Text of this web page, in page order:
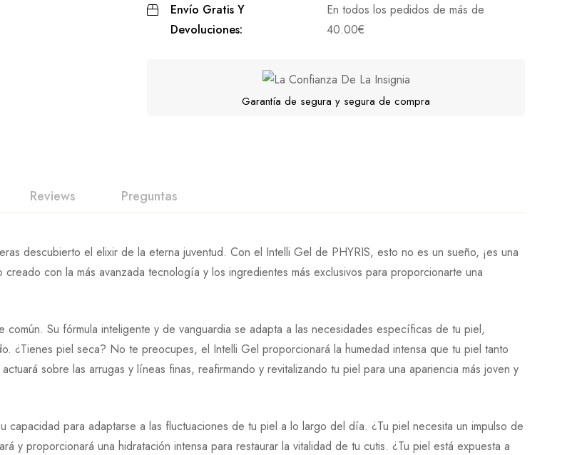
Envío Gratis Y
Devoluciones:
En todos los pedidos de más de
40.00€
Garantía de segura y segura de compra
Reviews Preguntas
descubierto el elixir de la eterna juventud. Con el Intelli Gel de PHYRIS, esto no es un sueño, ¡es una
con la más avanzada tecnología y los ingredientes más exclusivos para proporcionarte una
común. Su fórmula inteligente y de vanguardia se adapta a las necesidades específicas de tu piel,
¿Tienes piel seca? No te preocupes, el Intelli Gel proporcionará la humedad intensa que tu piel tanto
sobre las arrugas y líneas finas, reafirmando y revitalizando tu piel para una apariencia más joven y
capacidad para adaptarse a las fluctuaciones de tu piel a lo largo del día. ¿Tu piel necesita un impulso de
y proporcionará una hidratación intensa para restaurar la vitalidad de tu cutis. ¿Tu piel está expuesta a
De